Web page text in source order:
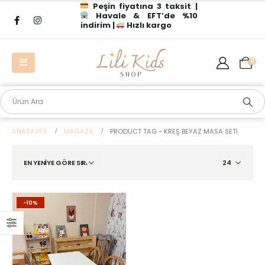
Peşin fiyatına 3 taksit |
Havale & EFT’de %10
indirim |
Hızlı kargo
0
ANASAYFA MAĞAZA PRODUCT TAG - KREŞ BEYAZ MASA SETI
-10%